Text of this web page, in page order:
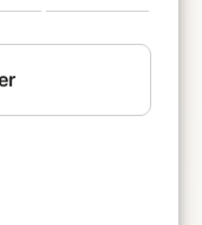
à
Naturels